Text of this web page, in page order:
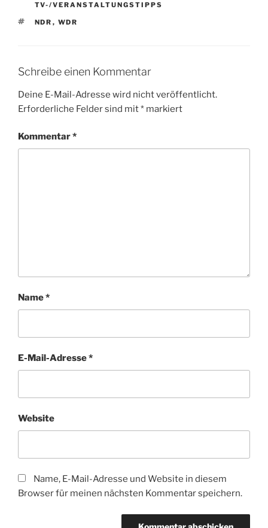
TV-/VERANSTALTUNGSTIPPS
SCHLAGWÖRTER
NDR , WDR
Schreibe einen Kommentar
Deine E-Mail-Adresse wird nicht veröffentlicht.
Erforderliche Felder sind mit* markiert
Kommentar*
Name*
E-Mail-Adresse*
Website
Name, E-Mail-Adresse und Website in diesem
Browser für meinen nächsten Kommentar speichern.